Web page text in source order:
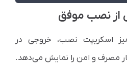
از نصب موفق
اسکریپت نصب، خروجی در
مصرف و امن را نمایش می‌دهد.